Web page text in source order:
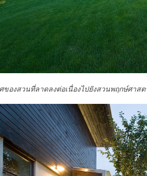
ของสวนที่ลาดลงต่อเนื่องไปยังสวนพฤกษ์ศาสต